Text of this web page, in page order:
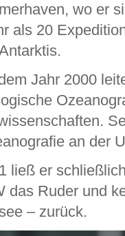
wo er
als 20
Jahr 2000
an der
ließ er
das Ruder und
– zurück.